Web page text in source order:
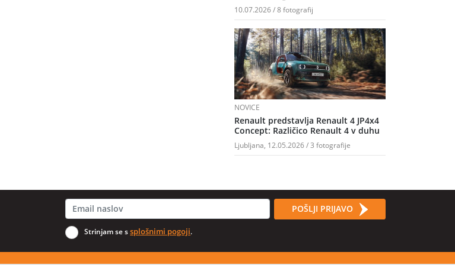
10.07.2026 / 8 fotografij
NOVICE
Renault predstavlja Renault 4 JP4x4
Concept: Različico Renault 4 v duhu
Ljubljana, 12.05.2026 / 3 fotografije
POŠLJI PRIJAVO
Strinjam se ssplošnimi pogoji.